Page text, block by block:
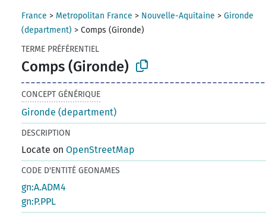
France > Metropolitan France > Nouvelle-Aquitaine >Gironde
(department) >Comps (Gironde)
TERME PRÉFÉRENTIEL
Comps (Gironde)
CONCEPT GÉNÉRIQUE
Gironde (department)
DESCRIPTION
Locate onOpenStreetMap
CODE D'ENTITÉ GEONAMES
gn:A.ADM4
gn:P.PPL